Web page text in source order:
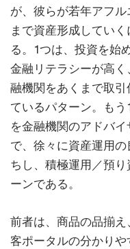
が、彼らが若年アフ
まで資産形成してい
る。1つは、投資を始
金融リテラシーが高
融機関をあくまで取
ているパターン。も
を金融機関のアドバ
で、徐々に資産運用
ちし、積極運用／預
ーンである。
前者は、商品の品揃
客ポータルの分かり